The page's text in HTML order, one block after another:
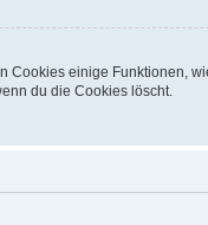
Cookies einige Funktionen,
du die Cookies löscht.